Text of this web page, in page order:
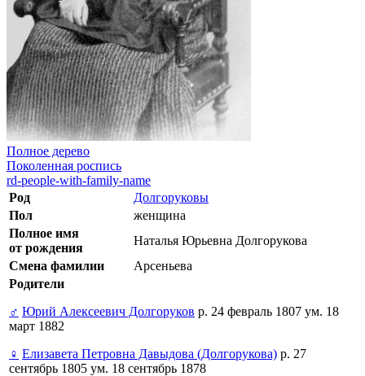
Полное дерево
Поколенная роспись
rd-people-with-family-name
Род
Долгоруковы
Пол
женщина
Полное имя
от рождения
Наталья Юрьевна Долгорукова
Смена фамилии
Арсеньева
Родители
♂ Юрий Алексеевич Долгоруков р. 24 февраль 1807 ум. 18
март 1882
♀ Елизавета Петровна Давыдова (Долгорукова) р. 27
сентябрь 1805 ум. 18 сентябрь 1878